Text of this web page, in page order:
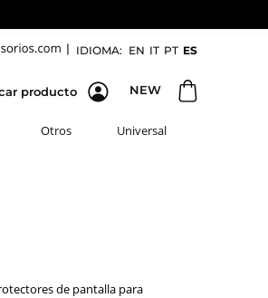
IDIOMA: EN IT PT ES
|
NEW
producto
Otros Universal
de pantalla para